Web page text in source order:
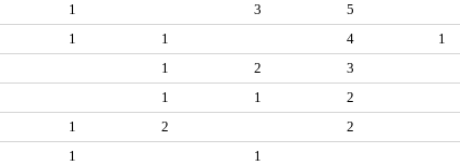
1 3 5
1 1 4 1
1 2
3
1 1
2
1 2 2
1 1